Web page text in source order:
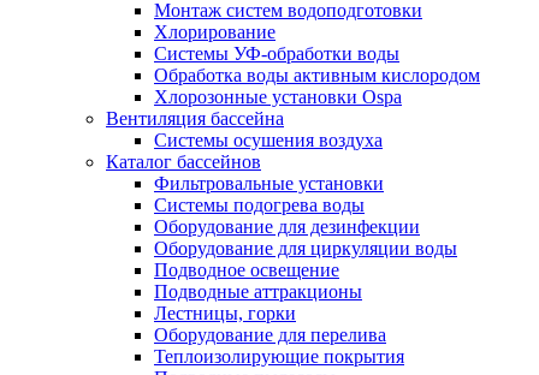
Монтаж систем водоподготовки
Хлорирование
Системы УФ-обработки воды
Обработка воды активным кислородом
Хлорозонные установки Ospa
Вентиляция бассейна
Системы осушения воздуха
Каталог бассейнов
Фильтровальные установки
Системы подогрева воды
Оборудование для дезинфекции
Оборудование для циркуляции воды
Подводное освещение
Подводные аттракционы
Лестницы, горки
Оборудование для перелива
Теплоизолирующие покрытия